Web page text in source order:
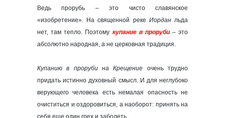
Ведь прорубь – это чисто славянское
«изобретение». На священной реке Иорданльда
нет, там тепло. Поэтому купание в проруби– это
абсолютно народная, а не церковная традиция.
Купанию в проруби на Крещение очень трудно
придать истинно духовный смысл. И для неглубоко
верующего человека есть немалая опасность не
очиститься и оздоровиться, а наоборот: принять на
себя еще один грех и заболеть.